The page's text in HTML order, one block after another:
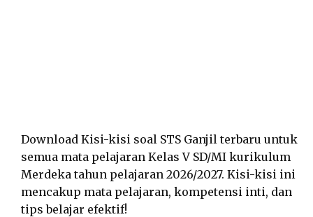
Download Kisi-kisi soal STS Ganjil terbaru untuk
semua mata pelajaran Kelas V SD/MI kurikulum
Merdeka tahun pelajaran 2026/2027. Kisi-kisi ini
mencakup mata pelajaran, kompetensi inti, dan
tips belajar efektif!